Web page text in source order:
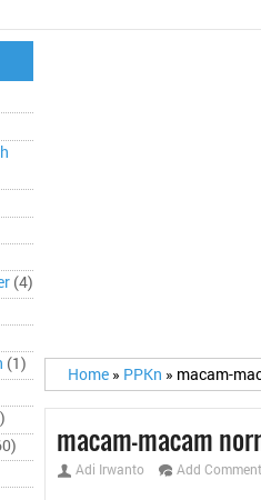
(4)
(1)
Home » PPKn » macam-
macam-macam
Adi Irwanto Add Comment